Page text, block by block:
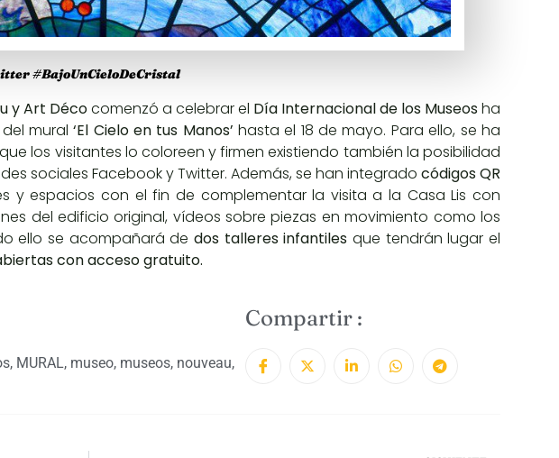
#BajoUnCieloDeCristal
y Art Décocomenzó a celebrar el Día Internacional de los Museosha
mural‘El Cielo en tus Manos’hasta el 18 de mayo. Para ello, se ha
los visitantes lo coloreen y firmen existiendo también la posibilidad
sociales FacebookyTwitter. Además, se han integrado códigos QR
y espacios con el fin de complementar la visita a la Casa Lis con
del edificio original, vídeos sobre piezas en movimiento como los
ello se acompañará de dos talleres infantiles que tendrán lugar el
con acceso gratuito.
, MURAL, museo, museos, nouveau,
Compartir :